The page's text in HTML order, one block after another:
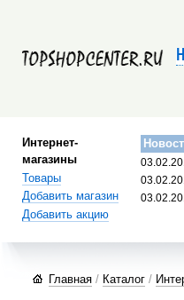
Интернет-
магазины
Товары
Добавить магазин
Добавить акцию
Главная / Каталог /